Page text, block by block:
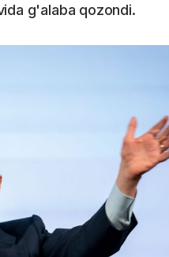
g'alaba qozondi.